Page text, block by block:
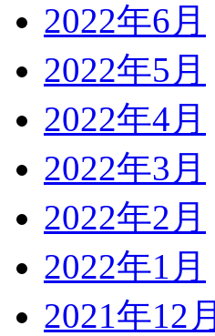
2022年6月
2022年5月
2022年4月
2022年3月
2022年2月
2022年1月
2021年12月